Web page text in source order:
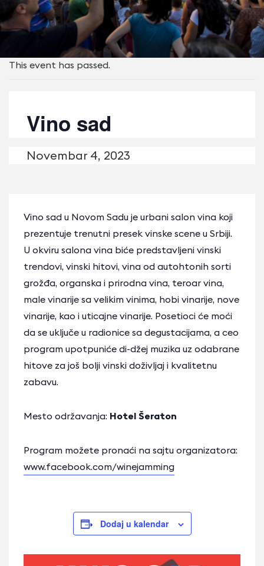
This event has passed.
Vino sad
Novembаr 4, 2023
Vino sad u Novom Sadu je urbani salon vina koji
prezentuje trenutni presek vinske scene u Srbiji.
U okviru salona vina biće predstavljeni vinski
trendovi, vinski hitovi, vina od autohtonih sorti
grožđa, organska i prirodna vina, teroar vina,
male vinarije sa velikim vinima, hobi vinarije, nove
vinarije, kao i uticajne vinarije. Posetioci će moći
da se uključe u radionice sa degustacijama, a ceo
program upotpuniće di-džej muzika uz odabrane
hitove za još bolji vinski doživljaj i kvalitetnu
zabavu.
Mesto održavanja: Hotel Šeraton
Program možete pronaći na sajtu organizatora:
www.facebook.com/winejamming
Dodaj u kalendar